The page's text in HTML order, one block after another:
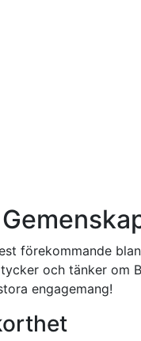
förekommande
och tänker om
engagemang!